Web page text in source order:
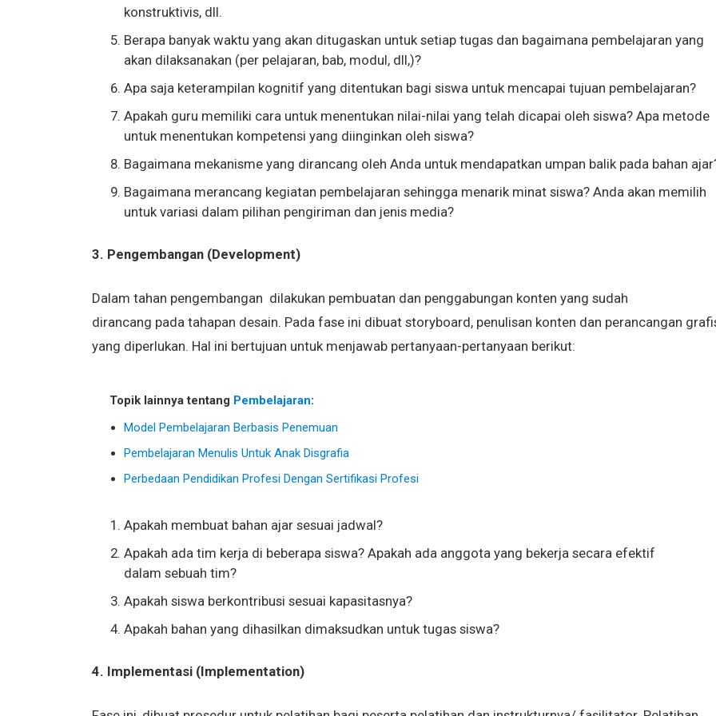
konstruktivis, dll.
Berapa banyak waktu yang akan ditugaskan untuk setiap tugas dan bagaimana pembelajaran yang
akan dilaksanakan (per pelajaran, bab, modul, dll,)?
Apa saja keterampilan kognitif yang ditentukan bagi siswa untuk mencapai tujuan pembelajaran?
Apakah guru memiliki cara untuk menentukan nilai-nilai yang telah dicapai oleh siswa? Apa metode
untuk menentukan kompetensi yang diinginkan oleh siswa?
Bagaimana mekanisme yang dirancang oleh Anda untuk mendapatkan umpan balik pada bahan
Bagaimana merancang kegiatan pembelajaran sehingga menarik minat siswa? Anda akan memilih
untuk variasi dalam pilihan pengiriman dan jenis media?
3. Pengembangan (Development)
Dalam tahan pengembangan dilakukan pembuatan dan penggabungan konten yang sudah
dirancang pada tahapan desain. Pada fase ini dibuat storyboard, penulisan konten dan perancangan
yang diperlukan. Hal ini bertujuan untuk menjawab pertanyaan-pertanyaan berikut:
Topik lainnya tentang Pembelajaran:
Model Pembelajaran Berbasis Penemuan
Pembelajaran Menulis Untuk Anak Disgrafia
Perbedaan Pendidikan Profesi Dengan Sertifikasi Profesi
Apakah membuat bahan ajar sesuai jadwal?
Apakah ada tim kerja di beberapa siswa? Apakah ada anggota yang bekerja secara efektif
dalam sebuah tim?
Apakah siswa berkontribusi sesuai kapasitasnya?
Apakah bahan yang dihasilkan dimaksudkan untuk tugas siswa?
4. Implementasi (Implementation)